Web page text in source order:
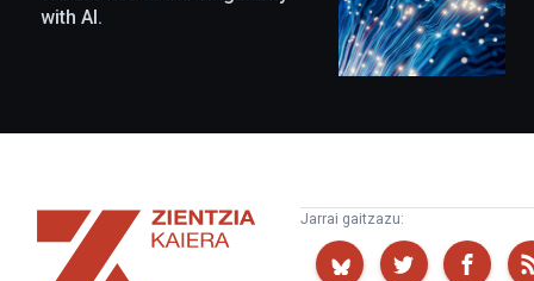
with AI.
Zientzia
Kaiera
Jarrai gaitzazu: